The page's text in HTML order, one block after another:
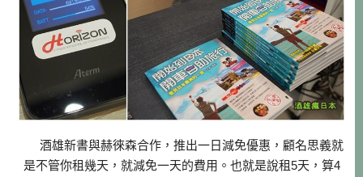
酒雄新書與赫徠森合作，推出一日減免優惠，顧名思義就
是不管你租幾天，就減免一天的費用。也就是說租5天，算4